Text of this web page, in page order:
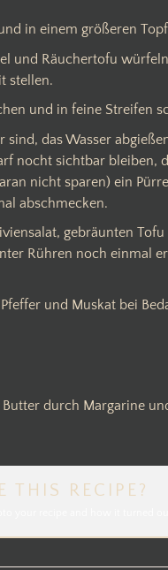
in einem größeren
und Räuchertofu
stellen.
und in feine Streifen
sind, das Wasser
nocht sichtbar bleiben,
nicht sparen) ein
abschmecken.
gebräunten
Rühren noch einmal
und Muskat bei
Butter durch Margarine
THIS RECIPE?